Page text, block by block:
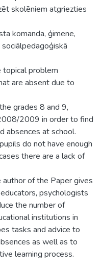
skolēniem atgriezties
komanda, ģimene,
problem
are absent due to
grades 8 and 9,
2009 in order to find
absences at school.
do not have enough
there are a lack of
of the Paper gives
psychologists
the number of
institutions in
tasks and advice to
as well as to
learning process.